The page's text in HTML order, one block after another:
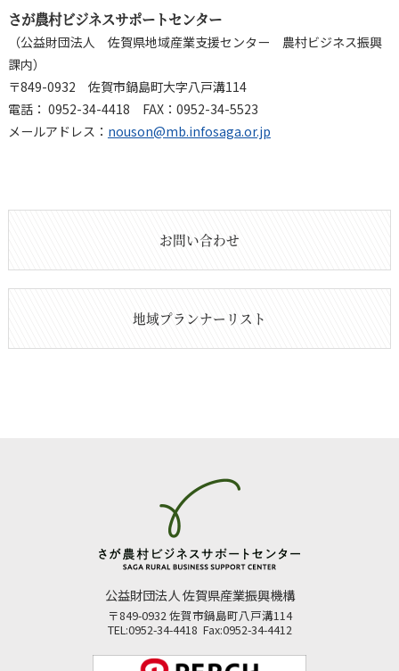
さが農村ビジネスサポートセンター
（公益財団法人 佐賀県地域産業支援センター 農村ビジネス振興
課内）
〒849-0932 佐賀市鍋島町大字八戸溝114
電話： 0952-34-4418 FAX：0952-34-5523
メールアドレス： nouson@mb.infosaga.or.jp
お問い合わせ
地域プランナーリスト
公益財団法人 佐賀県産業振興機構
〒849-0932 佐賀市鍋島町八戸溝114
TEL:0952-34-4418 Fax:0952-34-4412